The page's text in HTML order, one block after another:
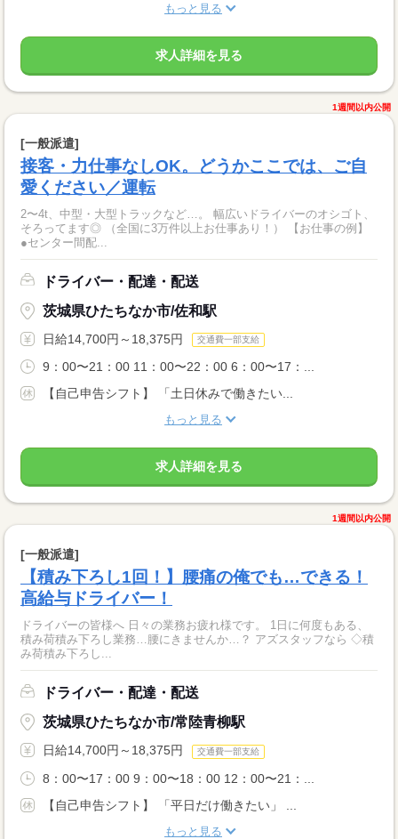
もっと見る
求人詳細を見る
1週間以内公開
[一般派遣]
接客・力仕事なしOK。どうかここでは、ご自
愛ください／運転
2〜4t、中型・大型トラックなど…。 幅広いドライバーのオシゴト、
そろってます◎ （全国に3万件以上お仕事あり！） 【お仕事の例】
●センター間配...
ドライバー・配達・配送
茨城県ひたちなか市/佐和駅
日給14,700円～18,375円 交通費一部支給
9：00〜21：00 11：00〜22：00 6：00〜17：...
【自己申告シフト】 「土日休みで働きたい...
もっと見る
求人詳細を見る
1週間以内公開
[一般派遣]
【積み下ろし1回！】腰痛の俺でも…できる！
高給与ドライバー！
ドライバーの皆様へ 日々の業務お疲れ様です。 1日に何度もある、
積み荷積み下ろし業務…腰にきませんか…？ アズスタッフなら ◇積
み荷積み下ろし...
ドライバー・配達・配送
茨城県ひたちなか市/常陸青柳駅
日給14,700円～18,375円 交通費一部支給
8：00〜17：00 9：00〜18：00 12：00〜21：...
【自己申告シフト】 「平日だけ働きたい」 ...
もっと見る